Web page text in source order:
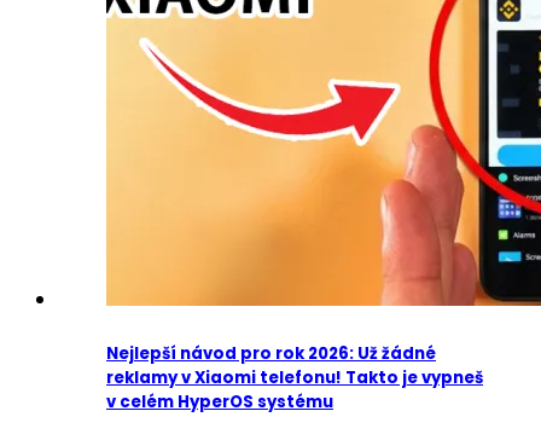
Nejlepší návod pro rok 2026: Už žádné
reklamy v Xiaomi telefonu! Takto je vypneš
v celém HyperOS systému